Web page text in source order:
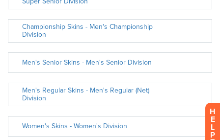
H
E
L
P